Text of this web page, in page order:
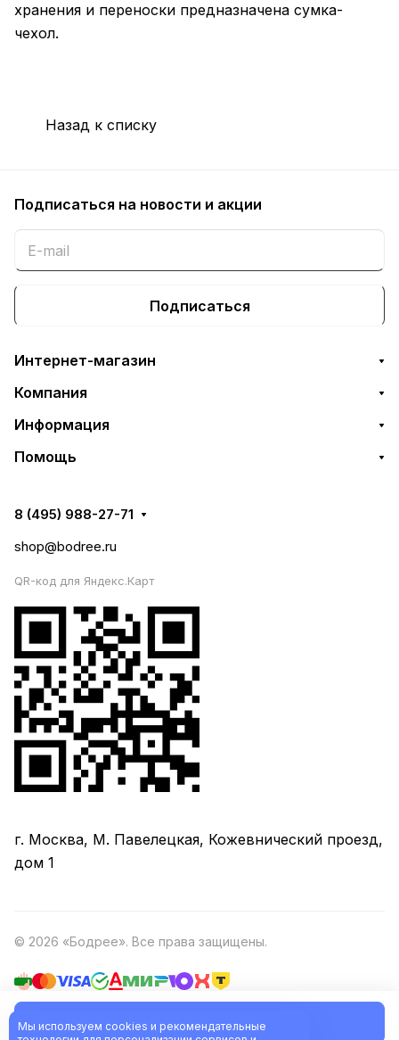
В корзину
хранения и переноски предназначена сумка-
чехол.
Назад к списку
Подписаться на новости и акции
Подписаться
Интернет-магазин
Компания
Информация
Помощь
8 (495) 988-27-71
shop@bodree.ru
QR-код для Яндекс.Карт
г. Москва, М. Павелецкая, Кожевнический проезд,
дом 1
© 2026 «Бодрее». Все права защищены.
Политика обработки персональных данных
Мы используем cookies и рекомендательные